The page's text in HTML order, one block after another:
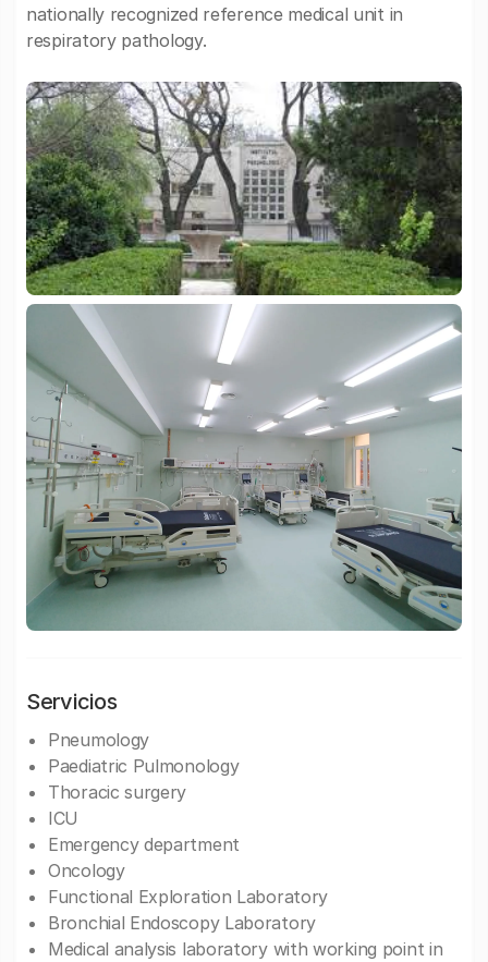
nationally recognized reference medical unit in
respiratory pathology.
Servicios
Pneumology
Paediatric Pulmonology
Thoracic surgery
ICU
Emergency department
Oncology
Functional Exploration Laboratory
Bronchial Endoscopy Laboratory
Medical analysis laboratory with working point in